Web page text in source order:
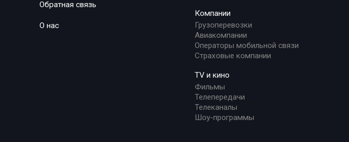
Обратная связь
О нас
Компании
Грузоперевозки
Авиакомпании
Операторы мобильной связи
Страховые компании
TV и кино
Фильмы
Телепередачи
Телеканалы
Шоу-программы